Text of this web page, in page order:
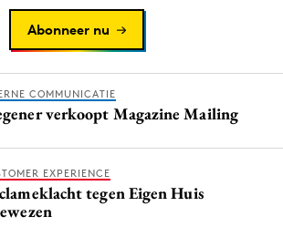
Abonneer nu
COMMUNICATIE
verkoopt Magazine Mailing
EXPERIENCE
tegen Eigen Huis